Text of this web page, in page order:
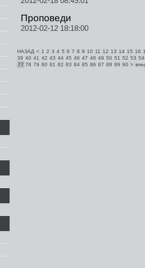
Проповеди
2012-02-12 18:18:00
НАЗАД < 1 2 3 4 5 6 7 8 9 10 11 12 13 14 15 16
39 40 41 42 43 44 45 46 47 48 49 50 51 52 53 54
77 78 79 80 81 82 83 84 85 86 87 88 89 90 >